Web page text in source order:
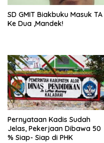
SD GMIT Biakbuku Masuk TA
Ke Dua ,Mandek!
Pernyataan Kadis Sudah
Jelas, Pekerjaan Dibawa 50
% Siap- Siap di PHK